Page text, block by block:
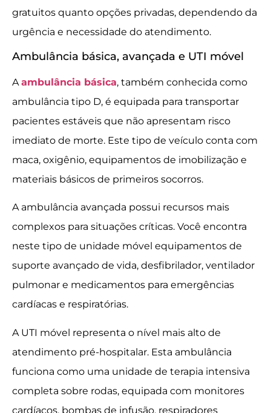
gratuitos quanto opções privadas, dependendo da
urgência e necessidade do atendimento.
Ambulância básica, avançada e UTI móvel
Aambulância básica, também conhecida como
ambulância tipo D, é equipada para transportar
pacientes estáveis que não apresentam risco
imediato de morte. Este tipo de veículo conta com
maca, oxigênio, equipamentos de imobilização e
materiais básicos de primeiros socorros.
A ambulância avançada possui recursos mais
complexos para situações críticas. Você encontra
neste tipo de unidade móvel equipamentos de
suporte avançado de vida, desfibrilador, ventilador
pulmonar e medicamentos para emergências
cardíacas e respiratórias.
A UTI móvel representa o nível mais alto de
atendimento pré-hospitalar. Esta ambulância
funciona como uma unidade de terapia intensiva
completa sobre rodas, equipada com monitores
cardíacos, bombas de infusão, respiradores